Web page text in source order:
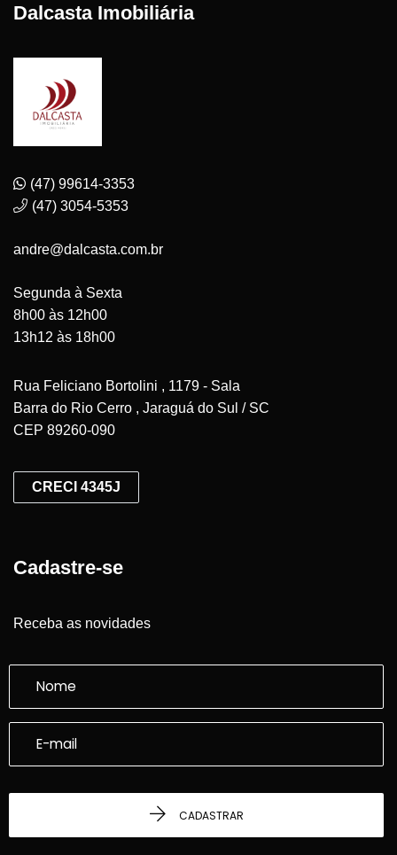
Dalcasta Imobiliária
(47) 99614-3353
(47) 3054-5353
andre@dalcasta.com.br
Segunda à Sexta
8h00 às 12h00
13h12 às 18h00
Rua Feliciano Bortolini , 1179 - Sala
Barra do Rio Cerro , Jaraguá do Sul / SC
CEP 89260-090
CRECI 4345J
Cadastre-se
Receba as novidades
CADASTRAR